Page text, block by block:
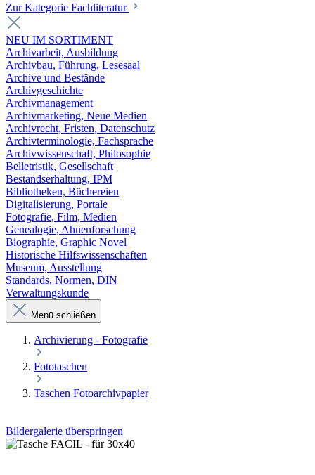
Zur Kategorie Fachliteratur
NEU IM SORTIMENT
Archivarbeit, Ausbildung
Archivbau, Führung, Lesesaal
Archive und Bestände
Archivgeschichte
Archivmanagement
Archivmarketing, Neue Medien
Archivrecht, Fristen, Datenschutz
Archivterminologie, Fachsprache
Archivwissenschaft, Philosophie
Belletristik, Gesellschaft
Bestandserhaltung, IPM
Bibliotheken, Büchereien
Digitalisierung, Portale
Fotografie, Film, Medien
Genealogie, Ahnenforschung
Biographie, Graphic Novel
Historische Hilfswissenschaften
Museum, Ausstellung
Standards, Normen, DIN
Verwaltungskunde
Menü schließen
Archivierung - Fotografie
Fototaschen
Taschen Fotoarchivpapier
Bildergalerie überspringen